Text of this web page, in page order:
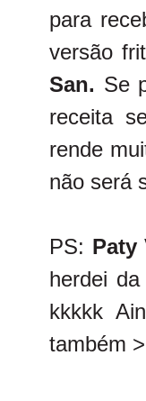
para
versão
San. Se
receita
rende
não será
PS: Paty
herdei
kkkkk
também